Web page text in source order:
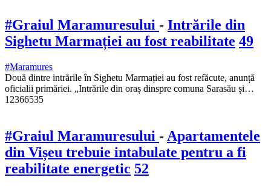
#Graiul Maramuresului - Intrările din
Sighetu Marmației au fost reabilitate 49
#Maramures
Două dintre intrările în Sighetu Marmației au fost refăcute, anunță
oficialii primăriei. „Intrările din oraș dinspre comuna Sarasău și…
12366535
#Graiul Maramuresului - Apartamentele
din Vișeu trebuie intabulate pentru a fi
reabilitate energetic 52